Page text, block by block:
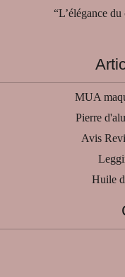
“L’élégance
MUA
Pierre
Avis
Huile